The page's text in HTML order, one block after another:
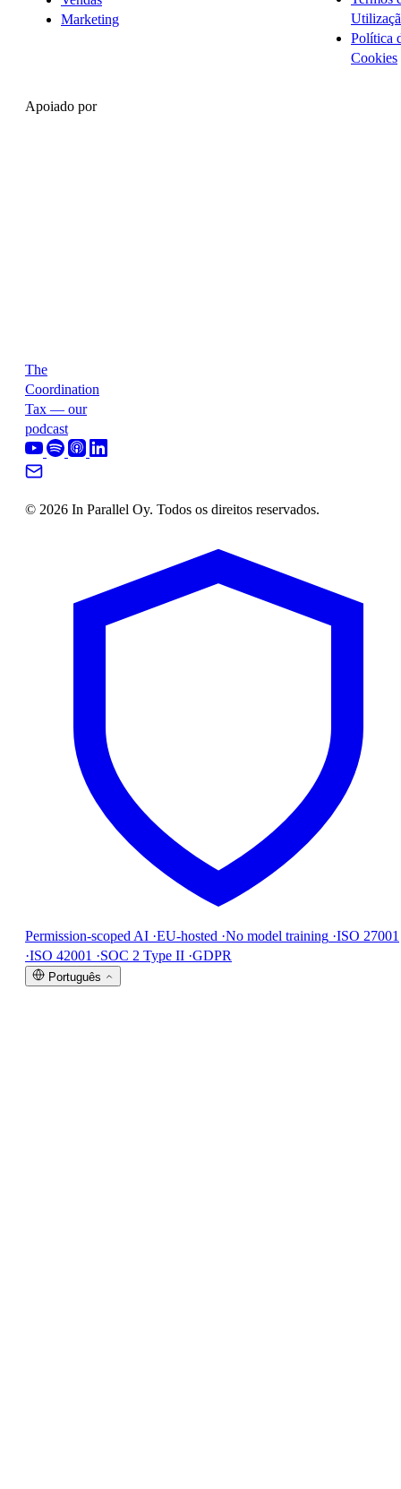
Marketing
Política
Cookies
Apoiado por
The
Coordination
Tax — our
podcast
© 2026 In Parallel Oy. Todos os direitos reservados.
Permission-scoped AI ·EU-hosted ·No model training ·ISO 27001
·ISO 42001 ·SOC 2 Type II ·GDPR
Português